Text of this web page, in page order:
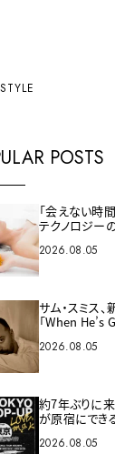
POSTS
「会えない時
テクノロジー
2026.08.05
サム・スミス
「When He’s
2026.08.05
約7年ぶりに
が原宿にでき
2026.08.05